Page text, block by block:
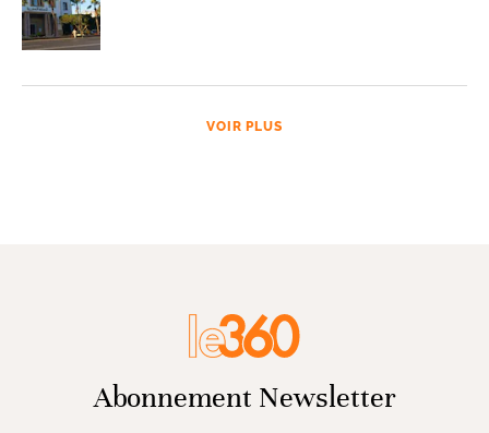
VOIR PLUS
Abonnement Newsletter